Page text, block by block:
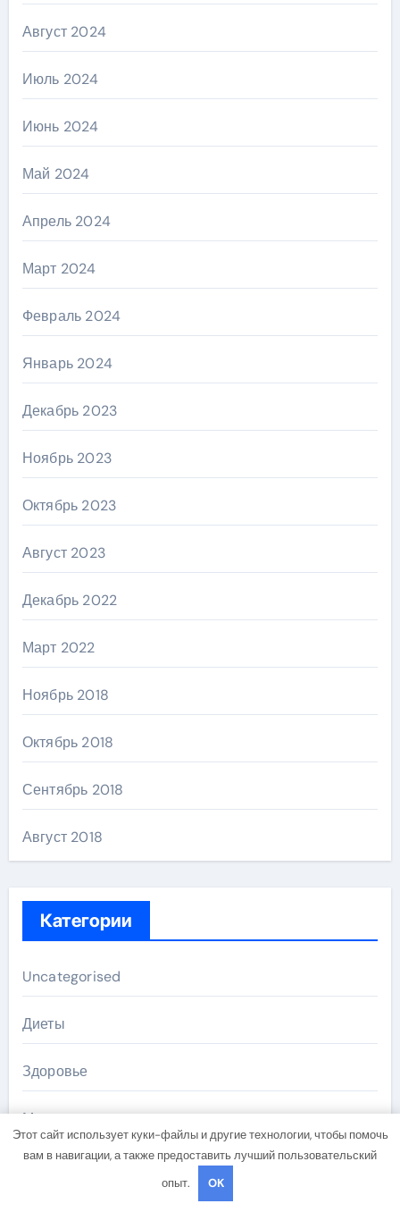
Август 2024
Июль 2024
Июнь 2024
Май 2024
Апрель 2024
Март 2024
Февраль 2024
Январь 2024
Декабрь 2023
Ноябрь 2023
Октябрь 2023
Август 2023
Декабрь 2022
Март 2022
Ноябрь 2018
Октябрь 2018
Сентябрь 2018
Август 2018
Категории
Uncategorised
Диеты
Здоровье
Мода и красота
Новости плюс
Этот сайт использует куки-файлы и другие технологии, чтобы помочь
вам в навигации, а также предоставить лучший пользовательский
опыт.
OK